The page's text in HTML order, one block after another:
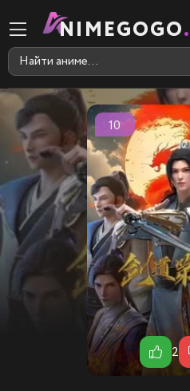
NIMEGOGO
10
2